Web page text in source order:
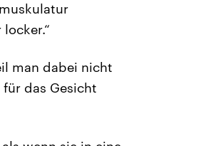
man dabei nicht
das Gesicht